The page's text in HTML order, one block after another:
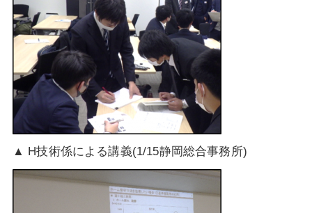
▲ H技術係による講義(1/15静岡総合事務所)